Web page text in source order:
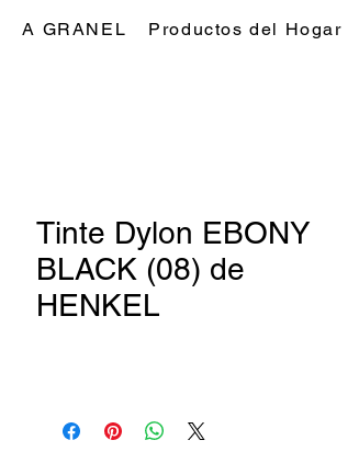
A GRANEL Productos del Hogar
Tinte Dylon EBONY
BLACK (08) de
HENKEL